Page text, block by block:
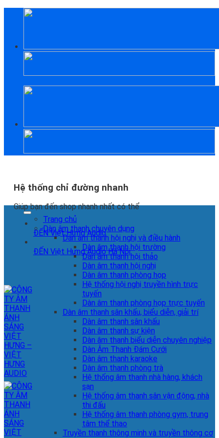
Hệ thống chỉ đường nhanh
Giúp bạn đến shop nhanh nhất có thể
ĐẾN Việt Hưng Audio
ĐẾN Việt Hưng Audio Hà Nội
Trang chủ
Dàn âm thanh chuyên dụng
Dàn âm thanh hội nghị và điều hành
Dàn âm thanh hội trường
Dàn âm thanh hội thảo
Dàn âm thanh hội nghị
Dàn âm thanh phòng họp
Hệ thống hội nghị truyền hình trực
tuyến
Dàn âm thanh phòng họp trực tuyến
Dàn âm thanh sân khấu, biểu diễn, giải trí
Dàn âm thanh sân khấu
Dàn âm thanh sự kiện
Dàn âm thanh biểu diễn chuyên nghiệp
Dàn Âm Thanh Đám Cưới
Dàn âm thanh karaoke
Dàn âm thanh phòng trà
Hệ thống âm thanh nhà hàng, khách
sạn
Hệ thống âm thanh sân vận động, nhà
thi đấu
Hệ thống âm thanh phòng gym, trung
tâm thể thao
Truyền thanh thông minh và truyền thông cơ